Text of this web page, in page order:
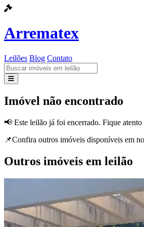
Arrematex
Leilões Blog Contato
Leilões
Contato
Imóvel não encontrado
📢 Este leilão já foi encerrado. Fique
📌Confira outros imóveis disponíveis em
Outros imóveis em leilão